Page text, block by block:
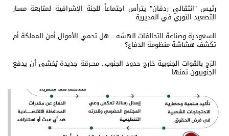
رئيس "انتقالي ردفان" يترأس اجتماعاً للجنة الإشرافية لمتابعة مسار
التصعيد الثوري في المديرية
السعودية وصناعة التحالفات الهشه .. هل تحمي الأموال أمن المملكة أم
تكشف هشاشة منظومة الدفاع؟
الزج بالقوات الجنوبية خارج حدود الجنوب.. محـرقة جديدة يُخشى أن يدفع
الجنوبيون ثمنها